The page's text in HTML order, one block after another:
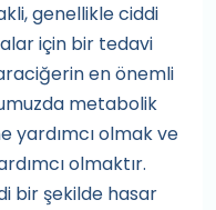
genellikle ciddi
için bir tedavi
en önemli
metabolik
yardımcı olmak ve
olmaktır.
bir şekilde hasar